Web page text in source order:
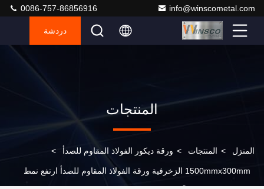
info@winscometal.com
0086-757-86856916
دردشة
المنتجات
المنزل > المنتجات > ورقة ديكور الفولاذ المقاوم للصدأ >
1500mmx300mm الزخرفية ورقة الفولاذ المقاوم للصدأ ارتفع نمط